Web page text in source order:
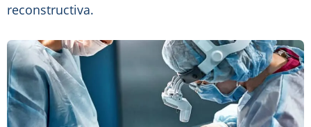
reconstructiva.